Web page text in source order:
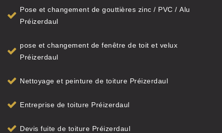
Pose et changement de gouttières zinc / PVC / Alu
Préizerdaul
pose et changement de fenêtre de toit et velux
Préizerdaul
Nettoyage et peinture de toiture Préizerdaul
Entreprise de toiture Préizerdaul
Devis fuite de toiture Préizerdaul